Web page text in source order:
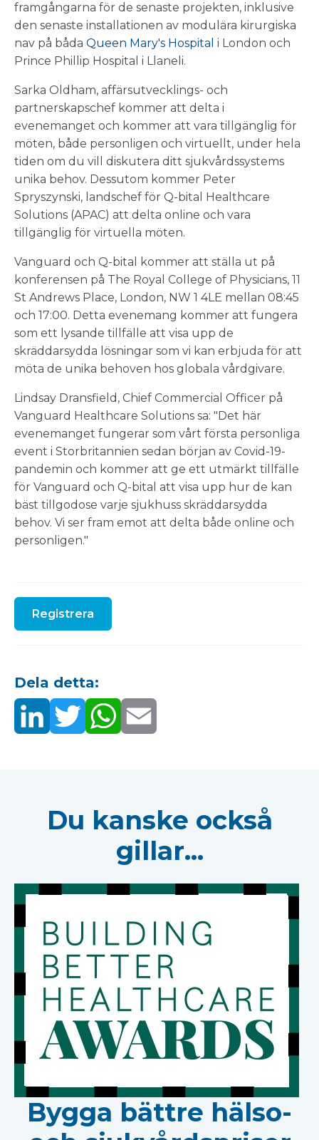
framgångarna för de senaste projekten, inklusive
den senaste installationen av modulära kirurgiska
nav på båda Queen Mary's Hospital i London och
Prince Phillip Hospital i Llaneli.
Sarka Oldham, affärsutvecklings- och
partnerskapschef kommer att delta i
evenemanget och kommer att vara tillgänglig för
möten, både personligen och virtuellt, under hela
tiden om du vill diskutera ditt sjukvårdssystems
unika behov. Dessutom kommer Peter
Spryszynski, landschef för Q-bital Healthcare
Solutions (APAC) att delta online och vara
tillgänglig för virtuella möten.
Vanguard och Q-bital kommer att ställa ut på
konferensen på The Royal College of Physicians, 11
St Andrews Place, London, NW 1 4LE mellan 08:45
och 17:00. Detta evenemang kommer att fungera
som ett lysande tillfälle att visa upp de
skräddarsydda lösningar som vi kan erbjuda för att
möta de unika behoven hos globala vårdgivare.
Lindsay Dransfield, Chief Commercial Officer på
Vanguard Healthcare Solutions sa: "Det här
evenemanget fungerar som vårt första personliga
event i Storbritannien sedan början av Covid-19-
pandemin och kommer att ge ett utmärkt tillfälle
för Vanguard och Q-bital att visa upp hur de kan
bäst tillgodose varje sjukhuss skräddarsydda
behov. Vi ser fram emot att delta både online och
personligen."
Registrera
Dela detta:
Du kanske också
gillar...
Bygga bättre hälso-